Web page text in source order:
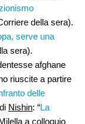
della sera).
serve una
sera).
afghane
riuscite a partire
delle
Nishin: “La
a colloquio